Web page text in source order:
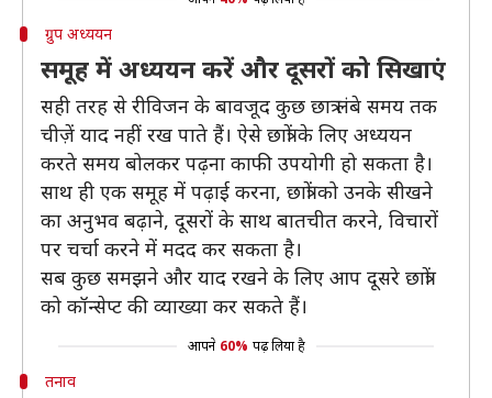
ग्रुप अध्ययन
समूह में अध्ययन करें और दूसरों को सिखाएं
सही तरह से रीविजन के बावजूद कुछ छात्र लंबे समय तक
चीज़ें याद नहीं रख पाते हैं। ऐसे छात्रों के लिए अध्ययन
करते समय बोलकर पढ़ना काफी उपयोगी हो सकता है।
साथ ही एक समूह में पढ़ाई करना, छात्रों को उनके सीखने
का अनुभव बढ़ाने, दूसरों के साथ बातचीत करने, विचारों
पर चर्चा करने में मदद कर सकता है।
सब कुछ समझने और याद रखने के लिए आप दूसरे छात्रों
को कॉन्सेप्ट की व्याख्या कर सकते हैं।
आपने 60% पढ़ लिया है
तनाव